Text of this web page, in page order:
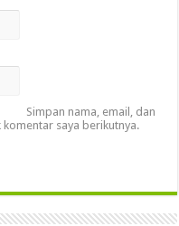
Simpan nama, email, dan
saya berikutnya.